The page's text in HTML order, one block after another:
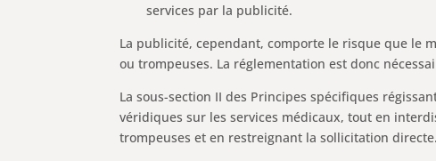
services par la publicité.
La publicité, cependant, comporte le risque que le
ou trompeuses. La réglementation est donc
La sous-section II des Principes spécifiques
véridiques sur les services médicaux, tout en
trompeuses et en restreignant la sollicitation directe.